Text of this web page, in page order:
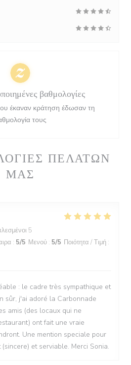
ΠΕΛΑΤΏΝ
ΜΑΣ
5
: 5/5 Μενού : 5/5 Ποιότητα / Τιμή :
: le cadre très sympathique et
sûr, j'ai adoré la Carbonnade
amis (des locaux qui ne
ont fait une vraie
Une mention speciale pour
et serviable. Merci Sonia.
βαθμολογίες
έκαναν κράτηση έδωσαν τη
τους